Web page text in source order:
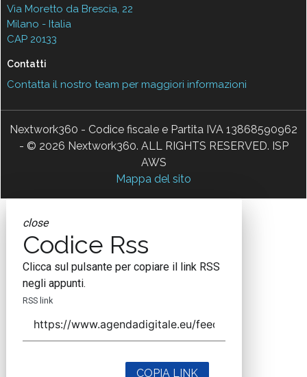
Via Moretto da Brescia, 22
Milano - Italia
CAP 20133
Contatti
Contatta il nostro team per maggiori informazioni
Nextwork360 - Codice fiscale e Partita IVA 13868590962
- © 2026 Nextwork360. ALL RIGHTS RESERVED. ISP
AWS
Mappa del sito
close
Codice Rss
Clicca sul pulsante per copiare il link RSS
negli appunti.
RSS link
COPIA LINK